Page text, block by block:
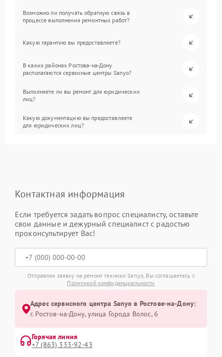
Возможно ли получать обратную связь в
процессе выполнения ремонтных работ?
Какую гарантию вы предоставляете?
В каких районах Ростова-на-Дону
располагаются сервисные центры Sanyo?
Выполняете ли вы ремонт для юридических
лиц?
Какую документацию вы предоставляете
для юридических лиц?
Контактная информация
Если требуется задать вопрос специалисту, оставьте
свои данные и дежурный специалист с радостью
проконсультирует Вас!
Отправляя заявку на ремонт техники Sanyo, Вы соглашаетесь с
Политикой конфиденциальности
Адрес сервисного центра Sanyo в Ростове-на-Дону:
г. Ростов-на-Дону, улица Города Волос, 6
Горячая линия
+7 (863) 333-92-43